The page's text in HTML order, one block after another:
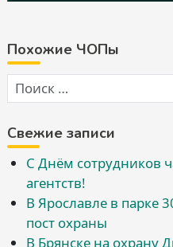
Похожие ЧОПы
Свежие записи
С Днём сотрудников
агентств!
В Ярославле в парке
пост охраны
В Брянске на охрану